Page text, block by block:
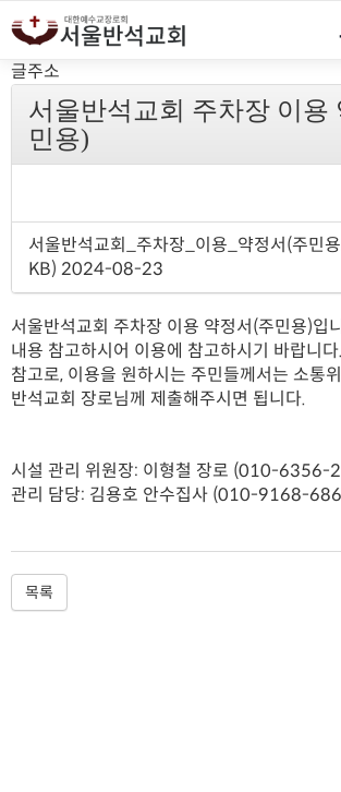
글주소
서울반석교회 주차장 이용
민용)
서울반석교회_주차장_이용_약정서(주민
KB) 2024-08-23
서울반석교회 주차장 이용 약정서(주민용)입
내용 참고하시어 이용에 참고하시기 바랍니다.
참고로, 이용을 원하시는 주민들께서는 소통
반석교회 장로님께 제출해주시면 됩니다.
시설 관리 위원장: 이형철 장로 (010-6356-
관리 담당: 김용호 안수집사 (010-9168-
목록